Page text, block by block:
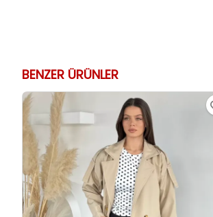
BENZER ÜRÜNLER